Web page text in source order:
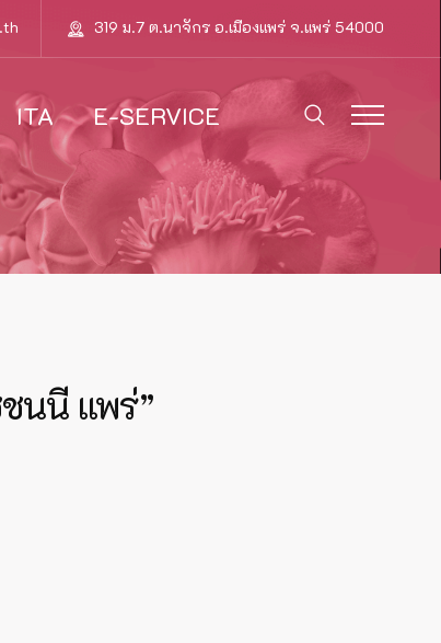
319 ม.7 ต.นาจักร อ.เมืองแพร่ จ.แพร่ 54000
ITA E-SERVICE
นนี แพร่”